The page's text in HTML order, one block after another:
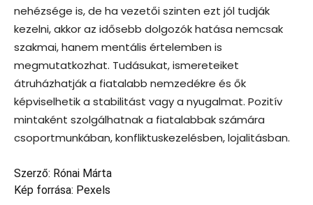
nehézsége is, de ha vezetői szinten ezt jól tudják
kezelni, akkor az idősebb dolgozók hatása nemcsak
szakmai, hanem mentális értelemben is
megmutatkozhat. Tudásukat, ismereteiket
átruházhatják a fiatalabb nemzedékre és ők
képviselhetik a stabilitást vagy a nyugalmat. Pozitív
mintaként szolgálhatnak a fiatalabbak számára
csoportmunkában, konfliktuskezelésben, lojalitásban.
Szerző: Rónai Márta
Kép forrása: Pexels